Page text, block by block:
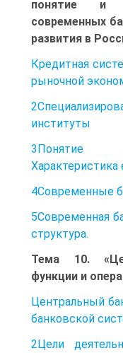
понятие и
современных
развития в
Кредитная
рыночной
институты
3Понятие
Характеристика
4Современные
5Современная
структура.
Тема 10.
функции и
Центральный
банковской
2Цели